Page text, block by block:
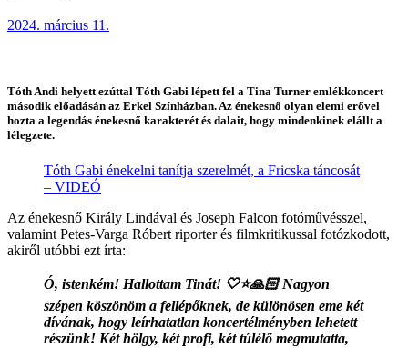
2024. március 11.
Tóth Andi helyett ezúttal Tóth Gabi lépett fel a Tina Turner emlékkoncert
második előadásán az Erkel Színházban. Az énekesnő olyan elemi erővel
hozta a legendás énekesnő karakterét és dalait, hogy mindenkinek elállt a
lélegzete.
Tóth Gabi énekelni tanítja szerelmét, a Fricska táncosát
– VIDEÓ
Az énekesnő Király Lindával és Joseph Falcon fotóművésszel,
valamint Petes-Varga Róbert riporter és filmkritikussal fotózkodott,
akiről utóbbi ezt írta:
Ó, istenkém! Hallottam Tinát! 🤍⭐🙏🏻 Nagyon
szépen köszönöm a fellépőknek, de különösen eme két
dívának, hogy leírhatatlan koncertélményben lehetett
részünk! Két hölgy, két profi, két túlélő megmutatta,